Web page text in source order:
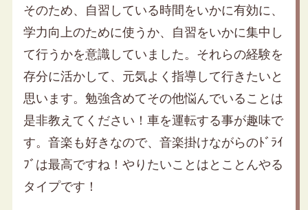
そのため、自習している時間をいかに有効に、
学力向上のために使うか、自習をいかに集中し
て行うかを意識していました。それらの経験を
存分に活かして、元気よく指導して行きたいと
思います。勉強含めてその他悩んでいることは
是非教えてください！車を運転する事が趣味で
す。音楽も好きなので、音楽掛けながらのﾄﾞﾗｲ
ﾌﾞは最高ですね！やりたいことはとことんやる
タイプです！